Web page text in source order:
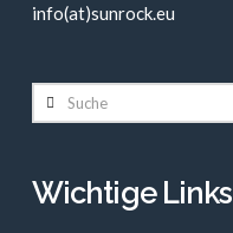
info(at)sunrock.eu
Suche
Wichtige Links